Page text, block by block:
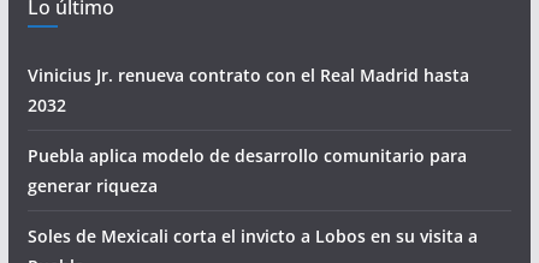
Lo último
Vinicius Jr. renueva contrato con el Real Madrid hasta
2032
Puebla aplica modelo de desarrollo comunitario para
generar riqueza
Soles de Mexicali corta el invicto a Lobos en su visita a